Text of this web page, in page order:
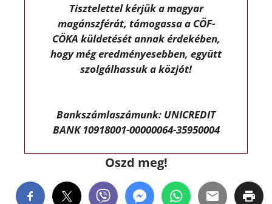
Tisztelettel kérjük a magyar
magánszférát, támogassa a CÖF-
CÖKA küldetését annak érdekében,
hogy még eredményesebben, együtt
szolgálhassuk a közjót!
Bankszámlaszámunk: UNICREDIT
BANK 10918001-00000064-35950004
Oszd meg!